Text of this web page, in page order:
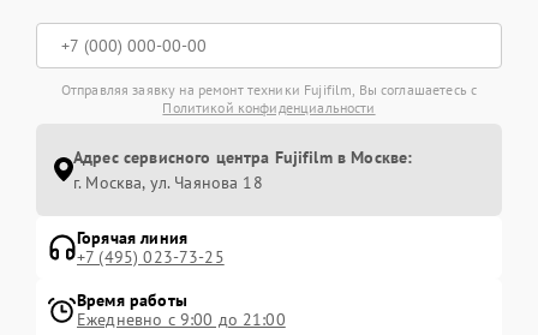
Отправляя заявку на ремонт техники Fujifilm, Вы соглашаетесь с
Политикой конфиденциальности
Адрес сервисного центра Fujifilm в Москве:
г. Москва, ул. Чаянова 18
Горячая линия
+7 (495) 023-73-25
Время работы
Ежедневно с 9:00 до 21:00